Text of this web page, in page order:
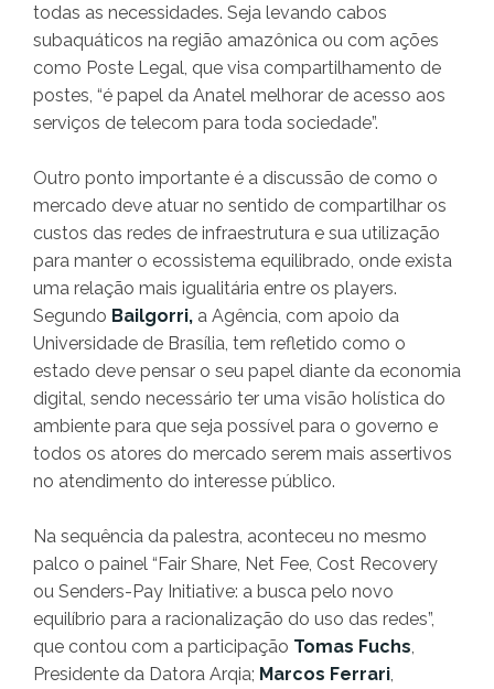
todas as necessidades. Seja levando cabos
subaquáticos na região amazônica ou com ações
como Poste Legal, que visa compartilhamento de
postes, “é papel da Anatel melhorar de acesso aos
serviços de telecom para toda sociedade”.
Outro ponto importante é a discussão de como o
mercado deve atuar no sentido de compartilhar os
custos das redes de infraestrutura e sua utilização
para manter o ecossistema equilibrado, onde exista
uma relação mais igualitária entre os players.
Segundo Bailgorri, a Agência, com apoio da
Universidade de Brasília, tem refletido como o
estado deve pensar o seu papel diante da economia
digital, sendo necessário ter uma visão holística do
ambiente para que seja possível para o governo e
todos os atores do mercado serem mais assertivos
no atendimento do interesse público.
Na sequência da palestra, aconteceu no mesmo
palco o painel “Fair Share, Net Fee, Cost Recovery
ou Senders-Pay Initiative: a busca pelo novo
equilíbrio para a racionalização do uso das redes”,
que contou com a participação Tomas Fuchs
Presidente da Datora Arqia; Marcos Ferrari